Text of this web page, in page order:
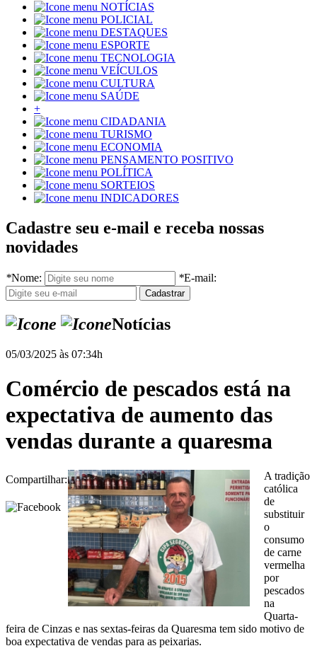
NOTÍCIAS
POLICIAL
DESTAQUES
ESPORTE
TECNOLOGIA
VEÍCULOS
CULTURA
SAÚDE
+
CIDADANIA
TURISMO
ECONOMIA
PENSAMENTO POSITIVO
POLÍTICA
SORTEIOS
INDICADORES
Cadastre seu e-mail e receba nossas
novidades
*Nome: *E-mail:
Notícias
05/03/2025 às 07:34h
Comércio de pescados está na
expectativa de aumento das
vendas durante a quaresma
Compartilhar:
A tradição
católica
de
substituir
o
consumo
de carne
vermelha
por
pescados
na
Quarta-
feira de Cinzas e nas sextas-feiras da Quaresma tem sido motivo de
boa expectativa de vendas para as peixarias.